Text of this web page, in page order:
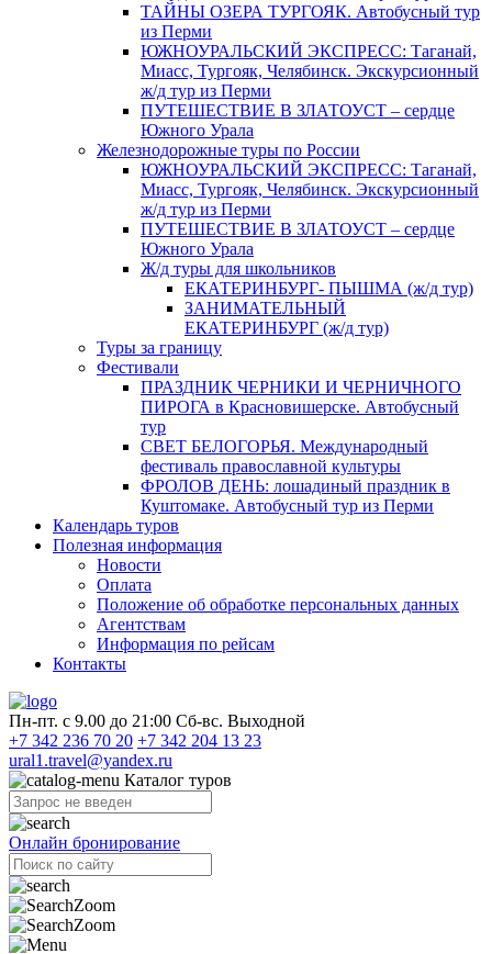
ТАЙНЫ ОЗЕРА ТУРГОЯК. Автобусный тур
из Перми
ЮЖНОУРАЛЬСКИЙ ЭКСПРЕСС: Таганай,
Миасс, Тургояк, Челябинск. Экскурсионный
ж/д тур из Перми
ПУТЕШЕСТВИЕ В ЗЛАТОУСТ – сердце
Южного Урала
Железнодорожные туры по России
ЮЖНОУРАЛЬСКИЙ ЭКСПРЕСС: Таганай,
Миасс, Тургояк, Челябинск. Экскурсионный
ж/д тур из Перми
ПУТЕШЕСТВИЕ В ЗЛАТОУСТ – сердце
Южного Урала
Ж/д туры для школьников
ЕКАТЕРИНБУРГ- ПЫШМА (ж/д тур)
ЗАНИМАТЕЛЬНЫЙ
ЕКАТЕРИНБУРГ (ж/д тур)
Туры за границу
Фестивали
ПРАЗДНИК ЧЕРНИКИ И ЧЕРНИЧНОГО
ПИРОГА в Красновишерске. Автобусный
тур
СВЕТ БЕЛОГОРЬЯ. Международный
фестиваль православной культуры
ФРОЛОВ ДЕНЬ: лошадиный праздник в
Куштомаке. Автобусный тур из Перми
Календарь туров
Полезная информация
Новости
Оплата
Положение об обработке персональных данных
Агентствам
Информация по рейсам
Контакты
Пн-пт. с 9.00 до 21:00 Сб-вс. Выходной
+7 342 236 70 20 +7 342 204 13 23
ural1.travel@yandex.ru
Каталог туров
Онлайн бронирование